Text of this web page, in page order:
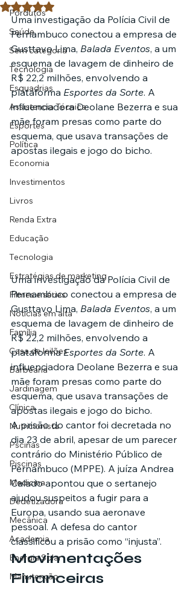
Pordutos
Saúde
Sem categoria
Tecnologia
Esquadrias
Assistencia Técnica
Esportes
Política
Economia
Investimentos
Livros
Renda Extra
Educação
Tecnologia
Estratégias de marketing
Filmes e séries
Noticias em alta
Família
Casa de leilões
Barbearia
Jardinagem
Clínica
Nutricionista
Pscinas
Piscinas
Medicina
Dedetizadora
Mecânica
Academia
Energia Solar
Manutenção
Avaliado com NaN de 5 estrelas.
Uma investigação da Polícia Civil de
Pernambuco conectou a empresa de
Gusttavo Lima, Balada Eventos, a um
esquema de lavagem de dinheiro de
R$ 22,2 milhões, envolvendo a
plataforma Esportes da Sorte. A
influenciadora Deolane Bezerra e sua
mãe foram presas como parte do
esquema, que usava transações de
apostas ilegais e jogo do bicho.
Uma investigação da Polícia Civil de
Pernambuco conectou a empresa de
Gusttavo Lima, Balada Eventos, a um
esquema de lavagem de dinheiro de
R$ 22,2 milhões, envolvendo a
plataforma Esportes da Sorte. A
influenciadora Deolane Bezerra e sua
mãe foram presas como parte do
esquema, que usava transações de
apostas ilegais e jogo do bicho.
A prisão do cantor foi decretada no
dia 23 de abril, apesar de um parecer
contrário do Ministério Público de
Pernambuco (MPPE). A juíza Andrea
Calado apontou que o sertanejo
ajudou suspeitos a fugir para a
Europa, usando sua aeronave
pessoal. A defesa do cantor
classificou a prisão como “injusta”.
Movimentações
Financeiras